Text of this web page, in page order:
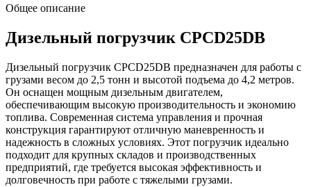
Общее описание
Дизельный погрузчик CPCD25DB
Дизельный погрузчик CPCD25DB предназначен для работы с
грузами весом до 2,5 тонн и высотой подъема до 4,2 метров.
Он оснащен мощным дизельным двигателем,
обеспечивающим высокую производительность и экономию
топлива. Современная система управления и прочная
конструкция гарантируют отличную маневренность и
надежность в сложных условиях. Этот погрузчик идеально
подходит для крупных складов и производственных
предприятий, где требуется высокая эффективность и
долговечность при работе с тяжелыми грузами.